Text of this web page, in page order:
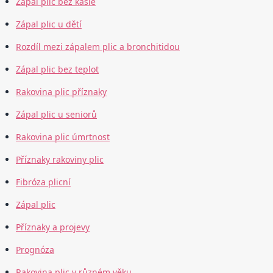
Zápal plic u dětí
Rozdíl mezi zápalem plic a bronchitidou
Zápal plic bez teplot
Rakovina plic příznaky
Zápal plic u seniorů
Rakovina plic úmrtnost
Příznaky rakoviny plic
Fibróza plicní
Zápal plic
Příznaky a projevy
Prognóza